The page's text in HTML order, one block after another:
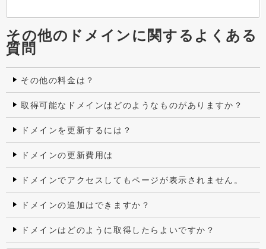
その他のドメインに関するよくある
質問
その他の料金は？
取得可能なドメインはどのようなものがありますか？
ドメインを更新するには？
ドメインの更新費用は
ドメインでアクセスしてもページが表示されません。
ドメインの追加はできますか？
ドメインはどのように取得したらよいですか？